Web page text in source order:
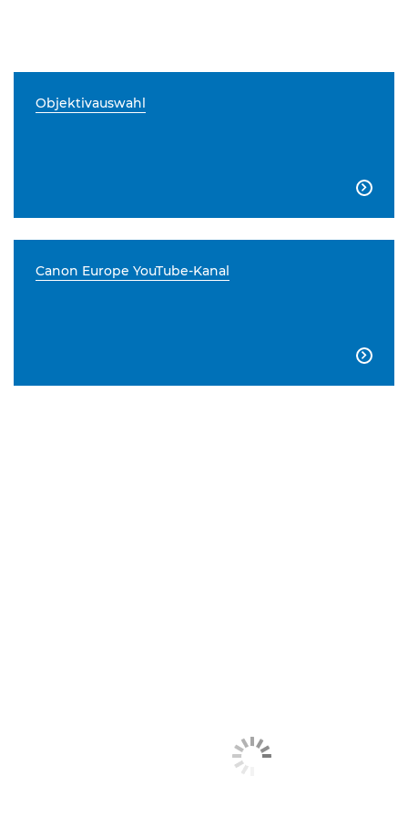
Objektivauswahl

Canon Europe YouTube-Kanal
